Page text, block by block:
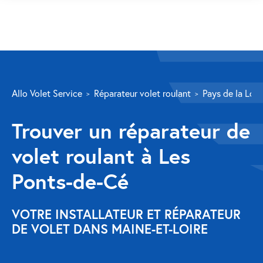
Volet roulant
Réparation
Volet roulant Velux
Au-delà de la fenêtre
Réparation store banne
Réparation portail
Allo Volet Service Réparateur volet roulant Pays de la
Trouver un réparateur de
volet roulant à Les
Ponts-de-Cé
VOTRE INSTALLATEUR ET RÉPARATEUR
DE VOLET DANS MAINE-ET-LOIRE